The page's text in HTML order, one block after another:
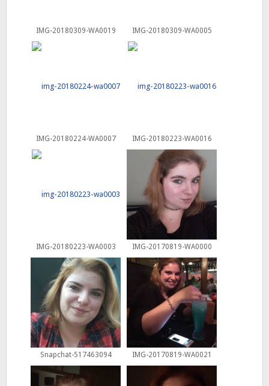
IMG-20180309-WA0019 IMG-20180309-WA0005
IMG-20180224-WA0007 IMG-20180223-WA0016
IMG-20180223-WA0003 IMG-20170819-WA0000
Snapchat-517463094 IMG-20170819-WA0021